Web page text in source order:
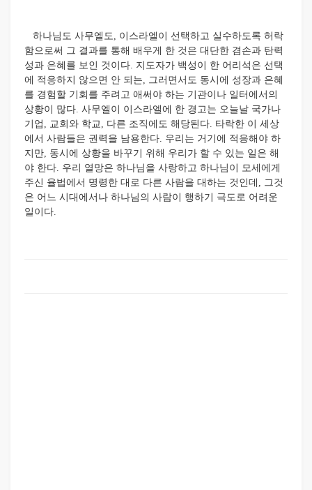
하나님도 사무엘도, 이스라엘이 선택하고 실수하도록 허락
함으로써 그 결과를 통해 배우게 한 것은 대단한 겸손과 탄력
성과 은혜를 보인 것이다. 지도자가 백성이 한 어리석은 선택
에 적응하지 않으면 안 되는, 그러면서도 동시에 성장과 은혜
를 경험할 기회를 주려고 애써야 하는 기관이나 일터에서의
상황이 많다. 사무엘이 이스라엘에 한 경고는 오늘날 국가나
기업, 교회와 학교, 다른 조직에도 해당된다. 타락한 이 세상
에서 사람들은 권력을 남용한다. 우리는 거기에 적응해야 하
지만, 동시에 상황을 바꾸기 위해 우리가 할 수 있는 일은 해
야 한다. 우리 열망은 하나님을 사랑하고 하나님이 모세에게
주신 율법에서 명령한 대로 다른 사람을 대하는 것인데, 그것
은 어느 시대에서나 하나님의 사람이 행하기 극도로 어려운
일이다.